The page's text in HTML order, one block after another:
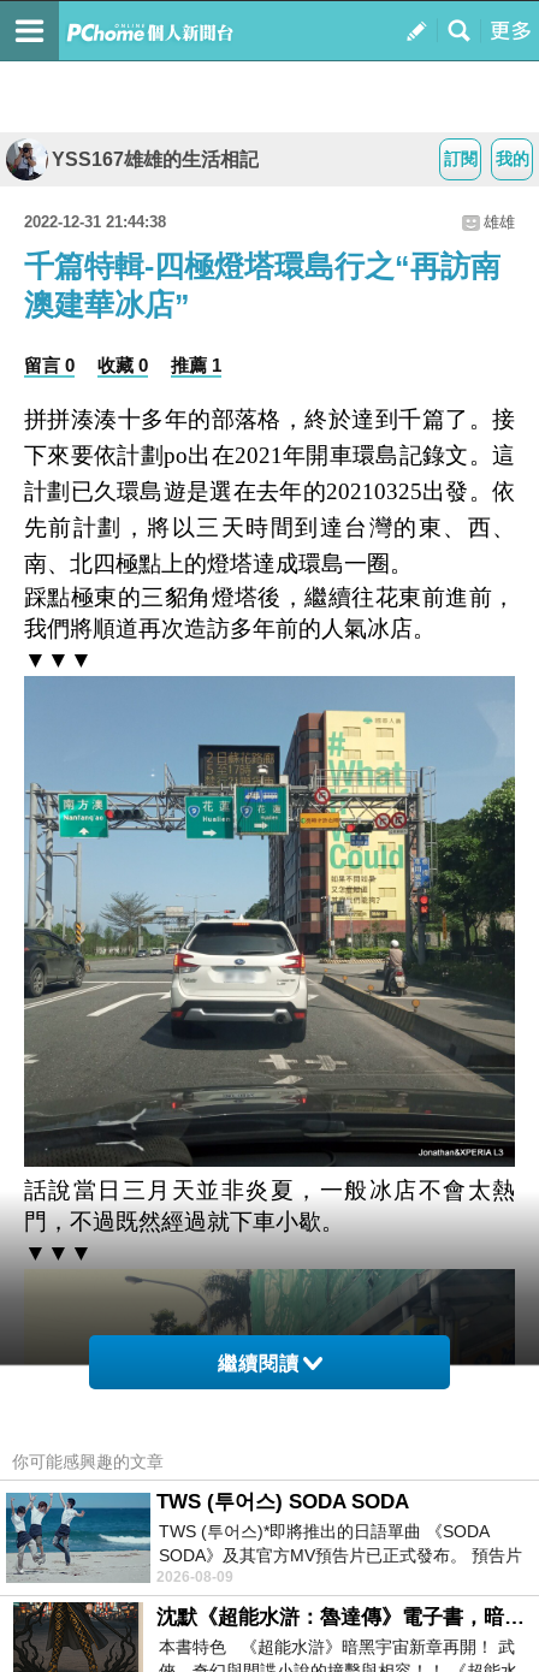
我的
訂閱
YSS167雄雄的生活相記
2022-12-31 21:44:38 雄雄
千篇特輯-四極燈塔環島行之“再訪南
澳建華冰店”
留言 0 收藏 0 推薦 1
拼拼湊湊十多年的部落格，終於達到千篇了。接
下來要依計劃po出在2021年開車環島記錄文。這
計劃已久環島遊是選在去年的20210325出發。依
先前計劃，將以三天時間到達台灣的東、西、
南、北四極點上的燈塔達成環島一圈。
踩點極東的三貂角燈塔後，繼續往花東前進前，
我們將順道再次造訪多年前的人氣冰店。
▼▼▼
話說當日三月天並非炎夏，一般冰店不會太熱
門，不過既然經過就下車小歇。
▼▼▼
繼續閱讀
你可能感興趣的文章
TWS (투어스) SODA SODA
TWS (투어스)*即將推出的日語單曲 《SODA
SODA》及其官方MV預告片已正式發布。 預告片
一經發布， 就引發了粉絲們對這次夏季回
2026-08-09
沈默《超能水滸：魯達傳》電子書，暗黑宇宙新章，一一五年八月璀璨上架！
本書特色 《超能水滸》暗黑宇宙新章再開！ 武